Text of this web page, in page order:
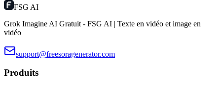
FSG AI
Grok Imagine AI Gratuit - FSG AI | Texte en vidéo et image en
vidéo
support@freesoragenerator.com
Produits